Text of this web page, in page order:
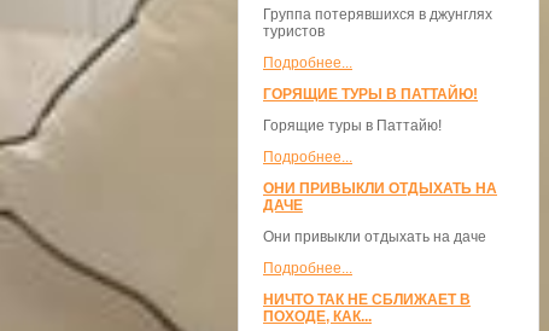
Группа потерявшихся в джунглях
туристов
Подробнее...
ГОРЯЩИЕ ТУРЫ В ПАТТАЙЮ!
Горящие туры в Паттайю!
Подробнее...
ОНИ ПРИВЫКЛИ ОТДЫХАТЬ НА
ДАЧЕ
Они привыкли отдыхать на даче
Подробнее...
НИЧТО ТАК НЕ СБЛИЖАЕТ В
ПОХОДЕ, КАК...